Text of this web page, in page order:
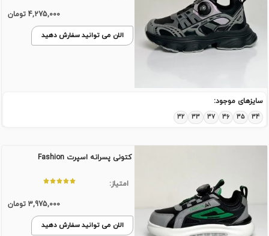
4,275,000 تومان
الان می توانید سفارش دهید
سایزهای موجود:
34
35
36
37
33
32
کتونی پسرانه اسپرت Fashion
امتیاز:
3,975,000 تومان
الان می توانید سفارش دهید